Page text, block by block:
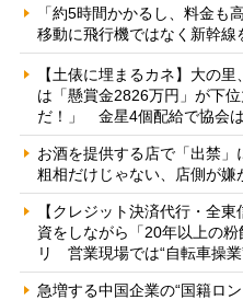
「約5時間かかるし、料金も
移動に飛行機ではなく新幹線
【土俵に埋まるカネ】大の
は「懸賞金2826万円」が下
だ！」 金星4個配給で協会
お酒を提供する店で「出禁
粗相だけじゃない、店側が嫌
【クレジット決済代行・全
資をしながら「20年以上の
リ 営業現場では“自転車操
急増する中国企業の“国籍ロ